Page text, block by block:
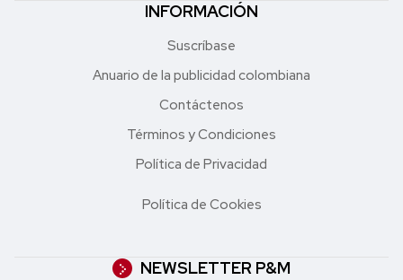
INFORMACIÓN
Suscríbase
Anuario de la publicidad colombiana
Contáctenos
Términos y Condiciones
Política de Privacidad
Política de Cookies
NEWSLETTER P&M